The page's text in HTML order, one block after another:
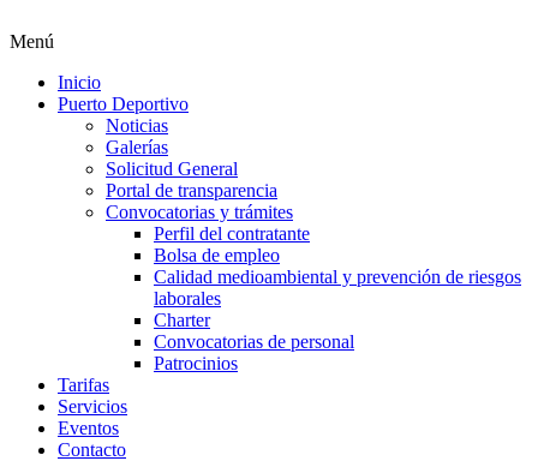
Menú
Inicio
Puerto Deportivo
Noticias
Galerías
Solicitud General
Portal de transparencia
Convocatorias y trámites
Perfil del contratante
Bolsa de empleo
Calidad medioambiental y prevención de riesgos
laborales
Charter
Convocatorias de personal
Patrocinios
Tarifas
Servicios
Eventos
Contacto